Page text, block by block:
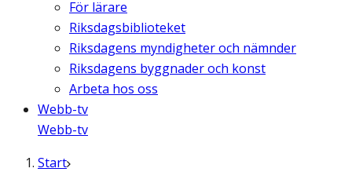
För lärare
Riksdagsbiblioteket
Riksdagens myndigheter och nämnder
Riksdagens byggnader och konst
Arbeta hos oss
Webb-tv
Webb-tv
Start